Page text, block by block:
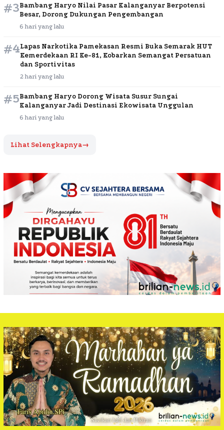
#3Bambang Haryo Nilai Pasar Kalanganyar Berpotensi
Besar, Dorong Dukungan Pengembangan
6 hari yang lalu
#4Lapas Narkotika Pamekasan Resmi Buka Semarak HUT
Kemerdekaan RI Ke-81, Kobarkan Semangat Persatuan
dan Sportivitas
2 hari yang lalu
#5Bambang Haryo Dorong Wisata Susur Sungai
Kalanganyar Jadi Destinasi Ekowisata Unggulan
6 hari yang lalu
Lihat Selengkapnya→